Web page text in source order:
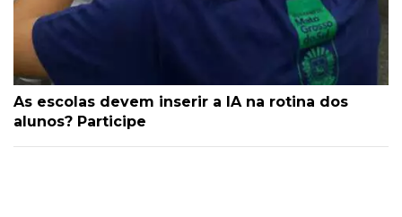
As escolas devem inserir a IA na rotina dos
alunos? Participe